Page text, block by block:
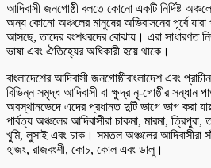
আদিবাসী জনগোষ্ঠী বলতে কোনো একটি নির্দিষ্ট
অন্য কোনো অঞ্চলের মানুষের অভিবাসনের পূর্বে যারা
আসছে, তাদের বংশধরদের বোঝায়। এরা সাধারণত
ভাষা এবং ঐতিহ্যের অধিকারী হয়ে থাকে।
বাংলাদেশের আদিবাসী জনগোষ্ঠীবাংলাদেশ এবং
বিভিন্ন সমৃদ্ধ আদিবাসী বা ক্ষুদ্র নৃ-গোষ্ঠীর সন্ধান
অবস্থানভেদে এদের প্রধানত দুটি ভাগে ভাগ করা
পার্বত্য অঞ্চলের আদিবাসীরা চাকমা, মারমা, ত্রিপুরা,
খুমি, লুসাই এবং চাক। সমতল অঞ্চলের আদিবাসীরা
হাজং, রাজবংশী, কোচ, কোল এবং ডালু।